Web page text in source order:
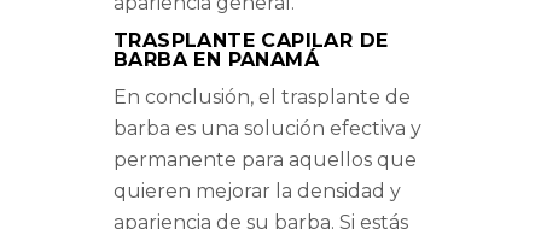
TRASPLANTE CAPILAR DE
BARBA EN PANAMÁ
En conclusión, el trasplante de
barba es una solución efectiva y
permanente para aquellos que
quieren mejorar la densidad y
apariencia de su barba. Si estás